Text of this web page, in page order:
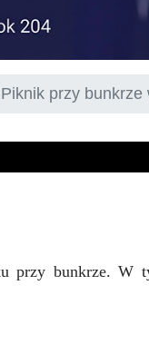
przy bunkrze
przy bunkrze. W